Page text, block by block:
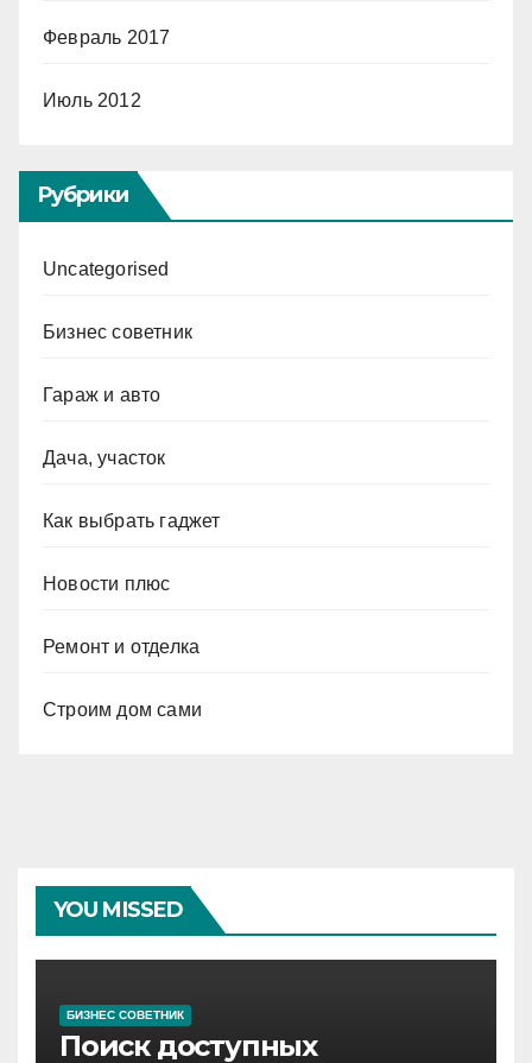
Февраль 2017
Июль 2012
Рубрики
Uncategorised
Бизнес советник
Гараж и авто
Дача, участок
Как выбрать гаджет
Новости плюс
Ремонт и отделка
Строим дом сами
YOU MISSED
БИЗНЕС СОВЕТНИК
Поиск доступных